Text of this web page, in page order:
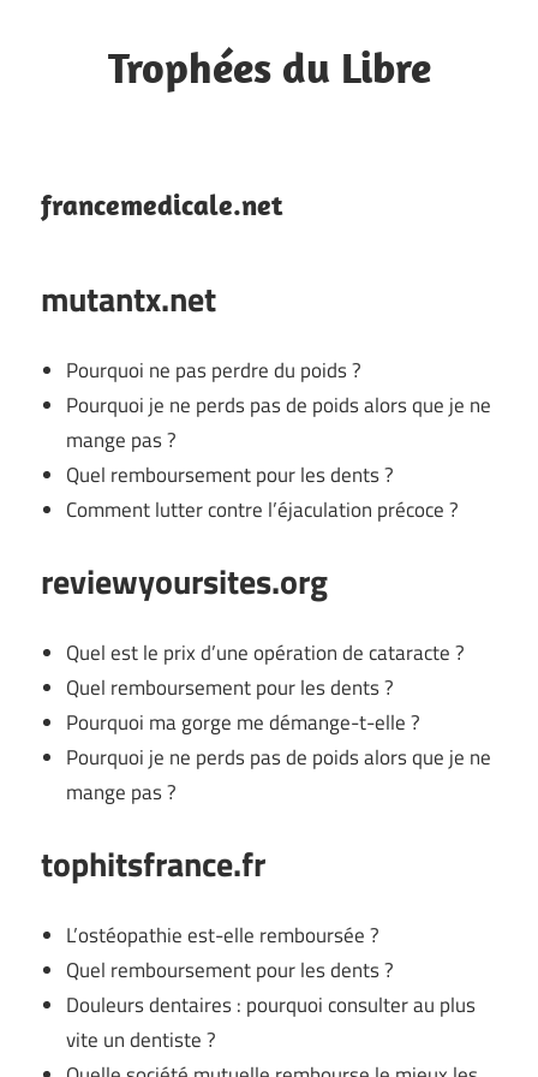
Trophées du Libre
francemedicale.net
mutantx.net
Pourquoi ne pas perdre du poids ?
Pourquoi je ne perds pas de poids alors que je ne
mange pas ?
Quel remboursement pour les dents ?
Comment lutter contre l’éjaculation précoce ?
reviewyoursites.org
Quel est le prix d’une opération de cataracte ?
Quel remboursement pour les dents ?
Pourquoi ma gorge me démange-t-elle ?
Pourquoi je ne perds pas de poids alors que je ne
mange pas ?
tophitsfrance.fr
L’ostéopathie est-elle remboursée ?
Quel remboursement pour les dents ?
Douleurs dentaires : pourquoi consulter au plus
vite un dentiste ?